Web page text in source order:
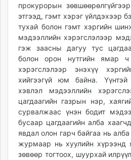
paparazzi.mn
unread.today
прокурорын
этгээд, гэмт хэрэг үйлдэхээр
тухай болон гэмт хэргийн
мэдээллийн хэрэгслэлээр
гэж заасны дагуу тус
болон орон нутгийн ямар ч
хэрэгслэлээр энэхүү
хийгээгүй юм байна. Үүнтэй
хэвлэл мэдээллийн
цагдаагийн газрын нэр,
сурвалжаас үнэн бодит
бусаар цагдаагийн алба
явдал олон гарч байгаа нь
журмаар нь хуулийн хүрээнд
зөвөөр тогтоох, шуурхай